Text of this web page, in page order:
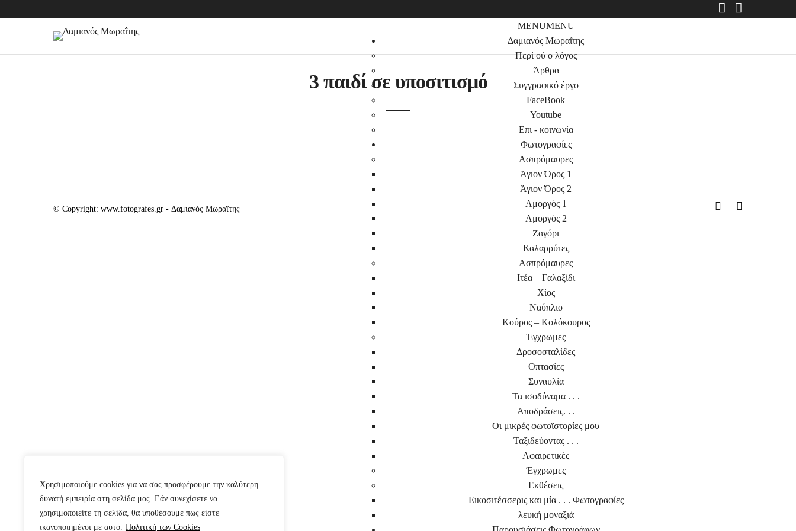
Χρησιμοποιούμε cookies για να σας προσφέρουμε την καλύτερη
δυνατή εμπειρία στη σελίδα μας. Εάν συνεχίσετε να
χρησιμοποιείτε τη σελίδα, θα υποθέσουμε πως είστε
ικανοποιημένοι με αυτό. Πολιτική των Cookies
MENUMENU
Δαμιανός Μωραΐτης
Περί ού ο λόγος
Άρθρα
Συγγραφικό έργο
FaceBook
Youtube
Επι - κοινωνία
Φωτογραφίες
Ασπρόμαυρες
Άγιον Όρος 1
Άγιον Όρος 2
Αμοργός 1
Αμοργός 2
Ζαγόρι
Καλαρρύτες
Ασπρόμαυρες
Ιτέα – Γαλαξίδι
Χίος
Ναύπλιο
Κούρος – Κολόκουρος
Έγχρωμες
Δροσοσταλίδες
Οπτασίες
Συναυλία
Τα ισοδύναμα . . .
Αποδράσεις. . .
Οι μικρές φωτοϊστορίες μου
Ταξιδεύοντας . . .
Αφαιρετικές
Έγχρωμες
Εκθέσεις
Εικοσιτέσσερις και μία . . . Φωτογραφίες
λευκή μοναξιά
3 παιδί σε υποσιτισμό
© Copyright: www.fotografes.gr - Δαμιανός Μωραΐτης